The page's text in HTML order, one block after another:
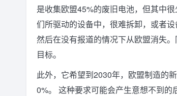
是收集欧盟45%的废旧电池，但其中
们所驱动的设备中，很难拆卸，或者
然后在没有报道的情况下从欧盟消失
目标。
此外，它希望到2030年，欧盟制造的
0%。 这种要求可能会产生意想不到